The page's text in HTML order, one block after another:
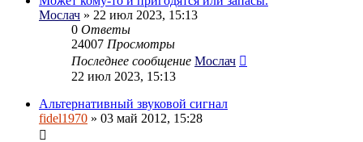
Мослач » 22 июл 2023, 15:13
0 Ответы
24007 Просмотры
Последнее сообщение Мослач
22 июл 2023, 15:13
Альтернативный звуковой сигнал
fidel1970 » 03 май 2012, 15:28